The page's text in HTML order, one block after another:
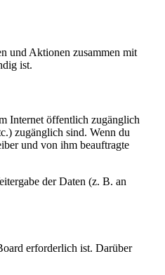
und Aktionen zusammen mit
ist.
Internet öffentlich zugänglich
zugänglich sind. Wenn du
und von ihm beauftragte
der Daten (z. B. an
erforderlich ist. Darüber